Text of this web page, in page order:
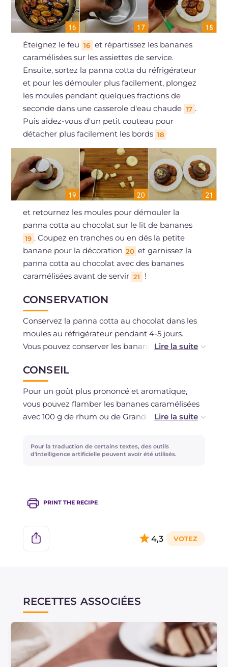
Éteignez le feu 16 et répartissez les bananes
caramélisées sur les assiettes de service.
Ensuite, sortez la panna cotta du réfrigérateur
et pour les démouler plus facilement, plongez
les moules pendant quelques fractions de
seconde dans une casserole d'eau chaude 17 .
Puis aidez-vous d'un petit couteau pour
détacher plus facilement les bords 18
et retournez les moules pour démouler la
panna cotta au chocolat sur le lit de bananes
19 . Coupez en tranches ou en dés la petite
banane pour la décoration 20 et garnissez la
panna cotta au chocolat avec des bananes
caramélisées avant de servir 21 !
CONSERVATION
Conservez la panna cotta au chocolat dans les
moules au réfrigérateur pendant 4-5 jours.
Vous pouvez conserver les bananes
au réfrigérateur pendant 2 jours maximum.
La congélation est déconseillée pour ne pas
altérer la texture de la panna cotta.
CONSEIL
Pour un goût plus prononcé et aromatique,
vous pouvez flamber les bananes caramélisées
avec 100 g de rhum ou de Grand Marnier, ou
d'orange, entier ou râpé.
Pour la traduction de certains textes, des outils
d'intelligence artificielle peuvent avoir été utilisés.
PRINT THE RECIPE
4,3
RECETTES ASSOCIÉES